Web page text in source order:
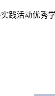
践活动优秀